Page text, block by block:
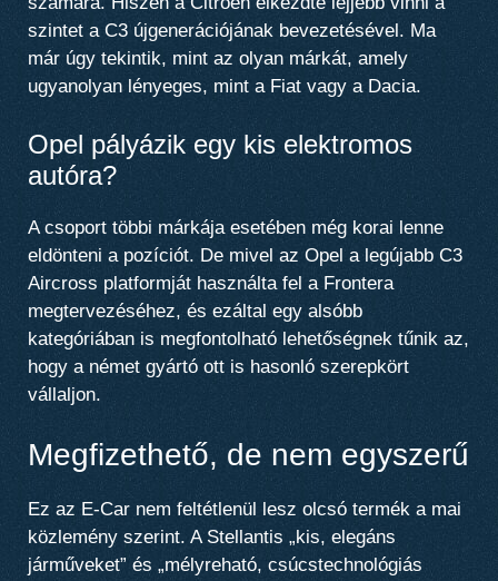
szintet a C3 újgenerációjának bevezetésével. Ma
már úgy tekintik, mint az olyan márkát, amely
ugyanolyan lényeges, mint a Fiat vagy a Dacia.
Opel pályázik egy kis elektromos
autóra?
A csoport többi márkája esetében még korai lenne
eldönteni a pozíciót. De mivel az Opel a legújabb C3
Aircross platformját használta fel a Frontera
megtervezéséhez, és ezáltal egy alsóbb
kategóriában is megfontolható lehetőségnek tűnik az,
hogy a német gyártó ott is hasonló szerepkört
vállaljon.
Megfizethető, de nem egyszerű
Ez az E-Car nem feltétlenül lesz olcsó termék a mai
közlemény szerint. A Stellantis „kis, elegáns
járműveket” és „mélyreható, csúcstechnológiás